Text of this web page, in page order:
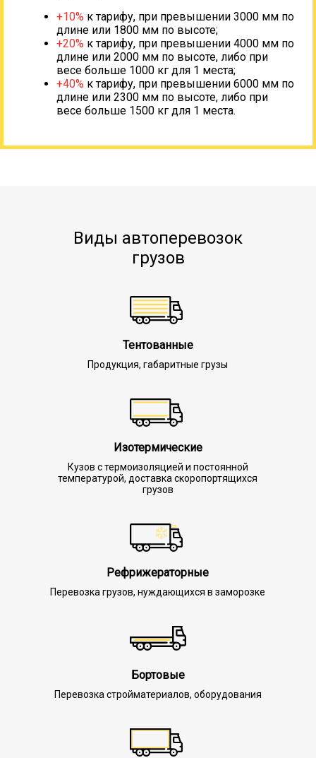
+10% к тарифу, при превышении 3000 мм по
длине или 1800 мм по высоте;
+20% к тарифу, при превышении 4000 мм по
длине или 2000 мм по высоте, либо при
весе больше 1000 кг для 1 места;
+40% к тарифу, при превышении 6000 мм по
длине или 2300 мм по высоте, либо при
весе больше 1500 кг для 1 места.
Виды автоперевозок
грузов
Тентованные
Продукция, габаритные грузы
Изотермические
Кузов с термоизоляцией и постоянной
температурой, доставка скоропортящихся
грузов
Рефрижераторные
Перевозка грузов, нуждающихся в заморозке
Бортовые
Перевозка стройматериалов, оборудования